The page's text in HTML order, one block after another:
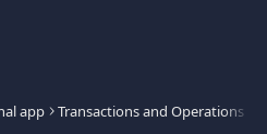
app Transactions and Operations